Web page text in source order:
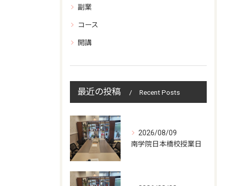
副業
コース
開講
最近の投稿 Recent Posts
2026/08/09
南学院日本橋校授業日